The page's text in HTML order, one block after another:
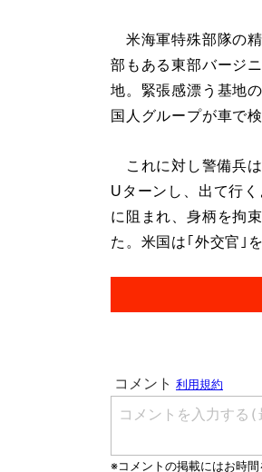
米海軍特殊部隊の
部もある東部バージ
地。緊張感漂う基地
国人グループが車で
これに対し警備兵
Uターンし、出て行
に阻まれ、身柄を拘
た。米国は｢外交官｣